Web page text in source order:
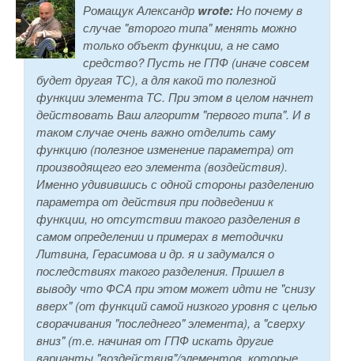
Ромащук Александр wrote:Но почему в
случае "второго типа" менять можно
только объект функции, а не само
средство? Пусть не ГПФ (иначе совсем
будет другая ТС), а для какой то полезной
функции элемента ТС. При этом в целом начнет
действовать Ваш алгоритм "первого типа". И в
таком случае очень важно отделить саму
функцию (полезное изменение параметра) от
производящего его элемента (воздействия).
Именно удивившись с одной стороны разделению
параметра от действия при подведении к
функции, но отсутствии такого разделения в
самом определении и примерах в методички
Литвина, Герасимова и др. я и задумался о
последствиях такого разделения. Пришел в
выводу что ФСА при этом может идти не "снизу
вверх" (от функций самой низкого уровня с целью
сворачивания "последнего" элемента), а "сверху
вниз" (т.е. начиная от ГПФ искать другие
варианты "воздействия"/элементов, которые